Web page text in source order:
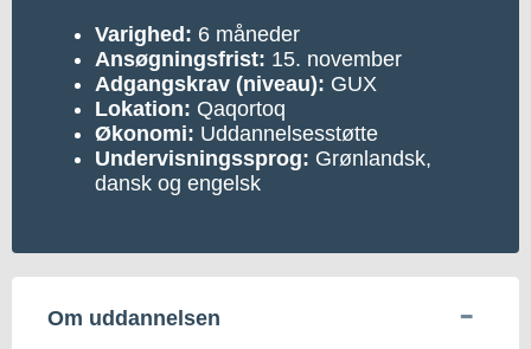
Varighed: 6 måneder
Ansøgningsfrist: 15. november
Adgangskrav (niveau): GUX
Lokation: Qaqortoq
Økonomi: Uddannelsesstøtte
Undervisningssprog: Grønlandsk,
dansk og engelsk
Om uddannelsen